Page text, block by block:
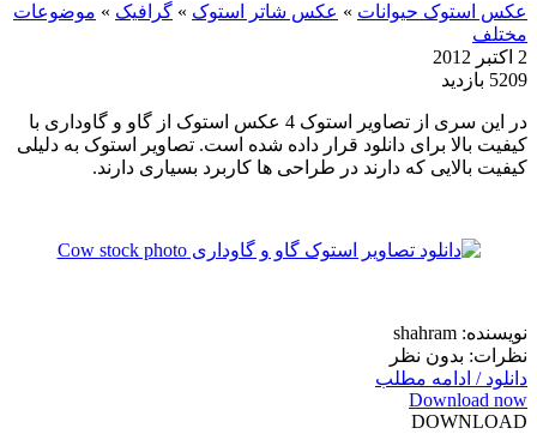
عکس استوک حیوانات » عکس شاتر استوک » گرافیک » موضوعات
مختلف
2 اکتبر 2012
5209 بازدید
در این سری از تصاویر استوک 4 عکس استوک از گاو و گاوداری با
کیفیت بالا برای دانلود قرار داده شده است. تصاویر استوک به دلیلی
کیفیت بالایی که دارند در طراحی ها کاربرد بسیاری دارند.
نویسنده: shahram
نظرات: بدون نظر
دانلود / ادامه مطلب
Download now
DOWNLOAD